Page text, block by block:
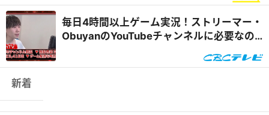
毎日4時間以上ゲーム実況！ストリーマー・
ObuyanのYouTubeチャンネルに必要なの
新着